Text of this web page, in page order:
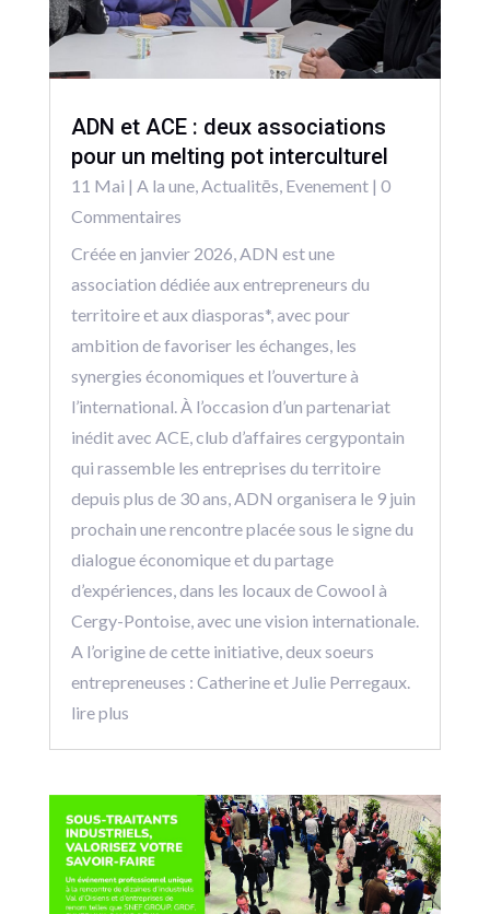
ADN et ACE : deux associations
pour un melting pot interculturel
11 Mai | A la une,Actualitēs, Evenement| 0
Commentaires
Créée en janvier 2026, ADN est une
association dédiée aux entrepreneurs du
territoire et aux diasporas*, avec pour
ambition de favoriser les échanges, les
synergies économiques et l’ouverture à
l’international. À l’occasion d’un partenariat
inédit avec ACE, club d’affaires cergypontain
qui rassemble les entreprises du territoire
depuis plus de 30 ans, ADN organisera le 9 juin
prochain une rencontre placée sous le signe du
dialogue économique et du partage
d’expériences, dans les locaux de Cowool à
Cergy-Pontoise, avec une vision internationale.
A l’origine de cette initiative, deux soeurs
entrepreneuses : Catherine et Julie Perregaux.
lire plus